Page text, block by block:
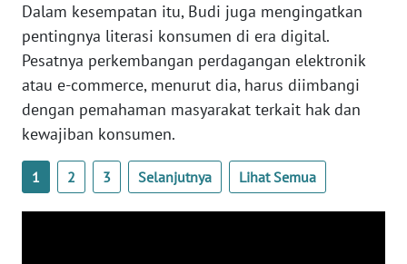
Dalam kesempatan itu, Budi juga mengingatkan
pentingnya literasi konsumen di era digital.
Pesatnya perkembangan perdagangan elektronik
atau e-commerce, menurut dia, harus diimbangi
dengan pemahaman masyarakat terkait hak dan
kewajiban konsumen.
1 2 3 Selanjutnya Lihat Semua
SERAMBI
WN
JAMBI
WN